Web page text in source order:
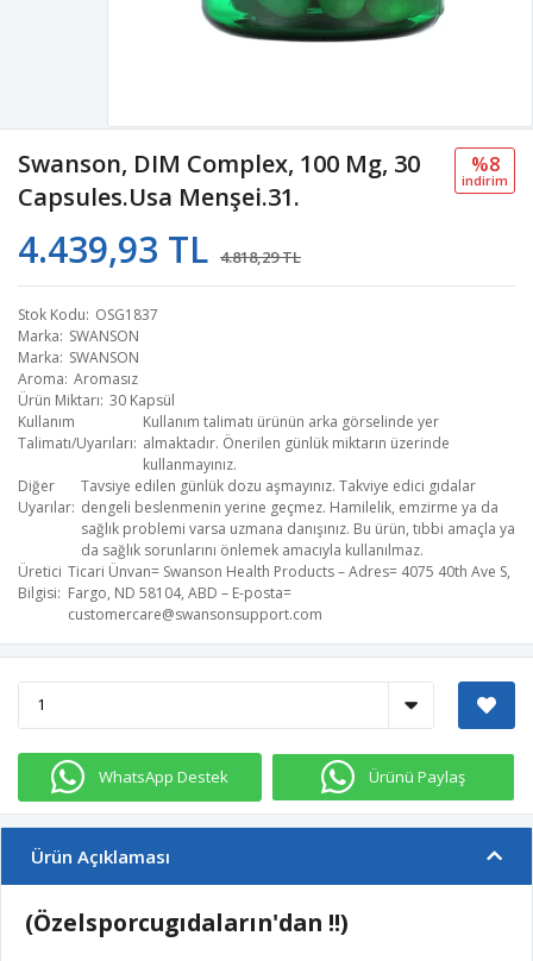
Swanson, DIM Complex, 100 Mg, 30
Capsules.Usa Menşei.31.
4.439,93 TL 4.818,29 TL
%8
i̇ndi̇ri̇m
Stok Kodu OSG1837
Marka SWANSON
Marka SWANSON
Aroma Aromasız
Ürün Miktarı 30 Kapsül
Kullanım
Talimatı/Uyarıları
Kullanım talimatı ürünün arka görselinde yer
almaktadır. Önerilen günlük miktarın üzerinde
kullanmayınız.
Diğer
Uyarılar
Tavsiye edilen günlük dozu aşmayınız. Takviye edici gıdalar
dengeli beslenmenin yerine geçmez. Hamilelik, emzirme ya da
sağlık problemi varsa uzmana danışınız. Bu ürün, tıbbi amaçla ya
da sağlık sorunlarını önlemek amacıyla kullanılmaz.
Üretici
Bilgisi
Ticari Ünvan= Swanson Health Products – Adres= 4075 40th Ave S,
Fargo, ND 58104, ABD – E-posta=
customercare@swansonsupport.com
WhatsApp Destek Ürünü Paylaş
Ürün Açıklaması
(Özelsporcugıdaların'dan !!)